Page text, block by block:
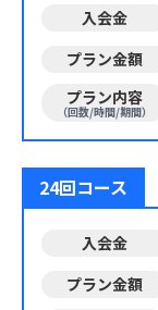
入会金
プラン金額
プラン内容
（回数/時間/期間）
24回コース
入会金
プラン金額